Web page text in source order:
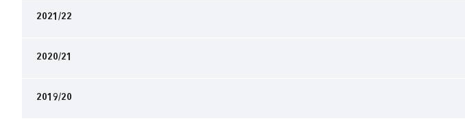
2021/22
2020/21
2019/20